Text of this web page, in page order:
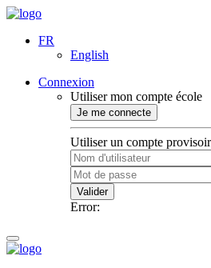
FR
English
Connexion
Utiliser mon compte école
Je me connecte
Utiliser un compte
Valider
Error: